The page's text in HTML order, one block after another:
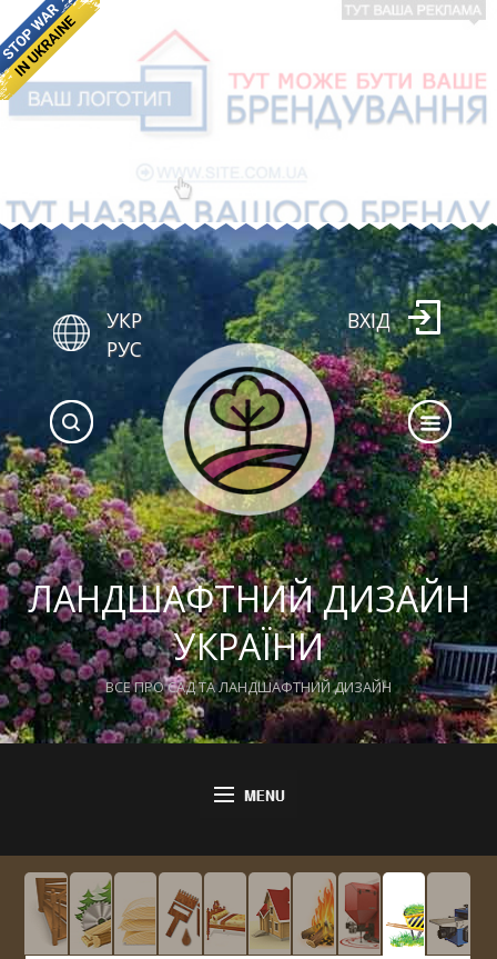
ЛАНДШАФТНИЙ ДИЗАЙН
УКРАЇНИ
ВСЕ ПРО САД ТА ЛАНДШАФТНИЙ ДИЗАЙН
УКР
РУС
ВХІД